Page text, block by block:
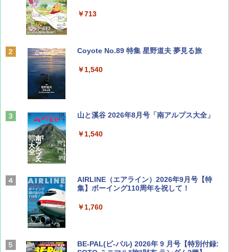
￥713
Coyote No.89 特集 星野道夫 夢見る旅
￥1,540
山と溪谷 2026年8月号「南アルプス大全」
￥1,540
AIRLINE（エアライン）2026年9月号【特
集】ボーイング110周年を祝して！
￥1,760
BE-PAL(ビ-パル) 2026年 9 月号【特別付録: